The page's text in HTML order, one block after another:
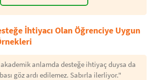
İhtiyacı Olan Öğrenciye Uygun
anlamda desteğe ihtiyaç duysa da
göz ardı edilemez. Sabırla ilerliyor."